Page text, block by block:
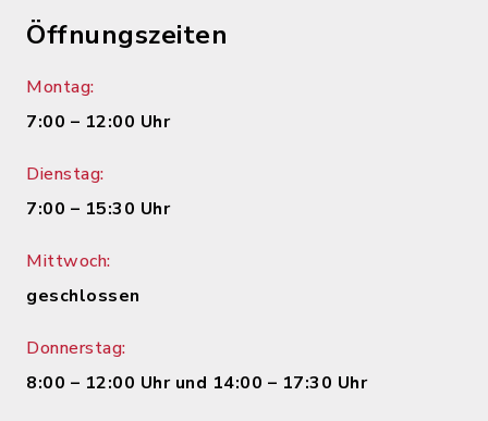
Öffnungszeiten
Montag:
7:00 – 12:00 Uhr
Dienstag:
7:00 – 15:30 Uhr
Mittwoch:
geschlossen
Donnerstag:
8:00 – 12:00 Uhr und 14:00 – 17:30 Uhr